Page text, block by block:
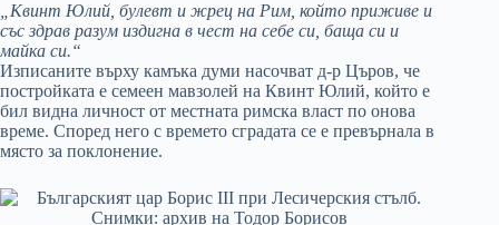
„Квинт Юлий, булевт и жрец на Рим, който приживе и
със здрав разум издигна в чест на себе си, баща си и
майка си.“
Изписаните върху камъка думи насочват д-р Църов, че
постройката е семеен мавзолей на Квинт Юлий, който е
бил видна личност от местната римска власт по онова
време. Според него с времето сградата се е превърнала в
място за поклонение.